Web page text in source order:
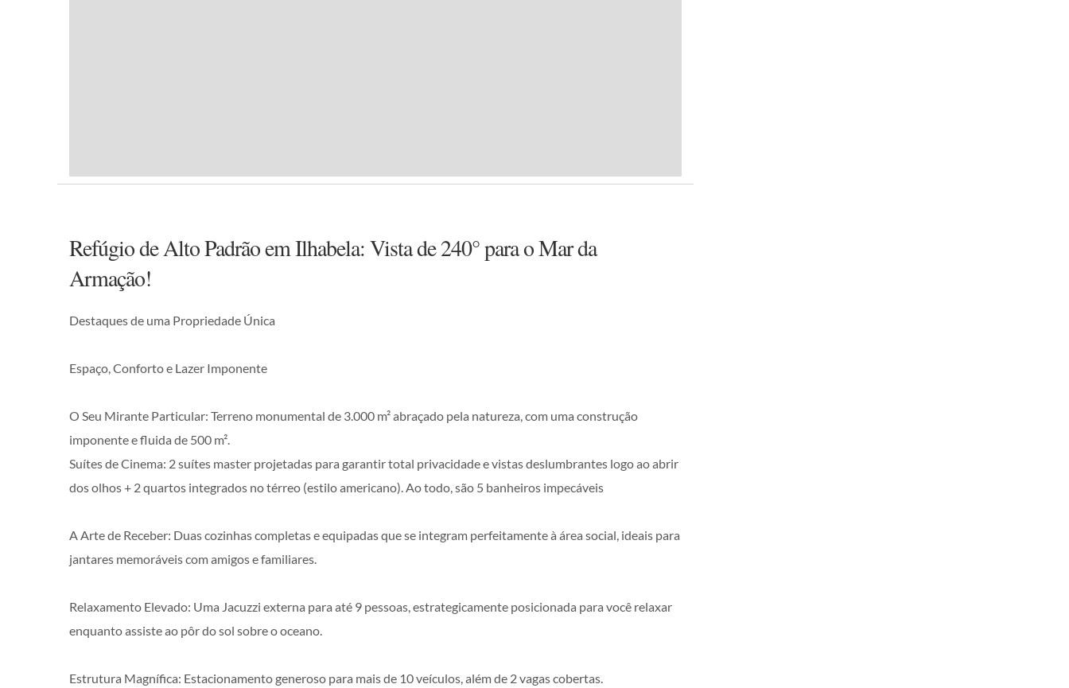
Refúgio de Alto Padrão em Ilhabela: Vista de 240° para o Mar da
Armação!
Destaques de uma Propriedade Única
Espaço, Conforto e Lazer Imponente
O Seu Mirante Particular: Terreno monumental de 3.000 m² abraçado pela natureza, com uma construção
imponente e fluida de 500 m².
Suítes de Cinema: 2 suítes master projetadas para garantir total privacidade e vistas deslumbrantes logo ao abrir
dos olhos + 2 quartos integrados no térreo (estilo americano). Ao todo, são 5 banheiros impecáveis
A Arte de Receber: Duas cozinhas completas e equipadas que se integram perfeitamente à área social, ideais para
jantares memoráveis com amigos e familiares.
Relaxamento Elevado: Uma Jacuzzi externa para até 9 pessoas, estrategicamente posicionada para você relaxar
enquanto assiste ao pôr do sol sobre o oceano.
Estrutura Magnífica: Estacionamento generoso para mais de 10 veículos, além de 2 vagas cobertas.